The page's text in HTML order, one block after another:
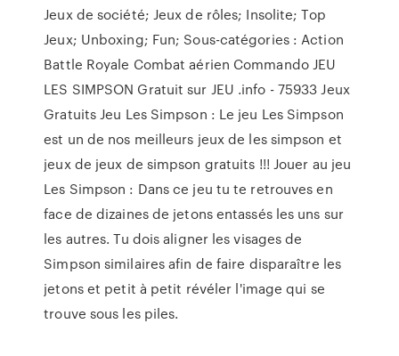
Jeux de société; Jeux de rôles; Insolite; Top
Jeux; Unboxing; Fun; Sous-catégories : Action
Battle Royale Combat aérien Commando JEU
LES SIMPSON Gratuit sur JEU .info - 75933 Jeux
Gratuits Jeu Les Simpson : Le jeu Les Simpson
est un de nos meilleurs jeux de les simpson et
jeux de jeux de simpson gratuits !!! Jouer au jeu
Les Simpson : Dans ce jeu tu te retrouves en
face de dizaines de jetons entassés les uns sur
les autres. Tu dois aligner les visages de
Simpson similaires afin de faire disparaître les
jetons et petit à petit révéler l'image qui se
trouve sous les piles.